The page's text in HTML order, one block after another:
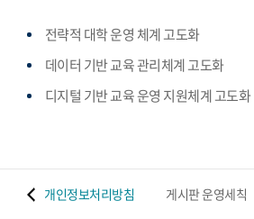
전략적 대학 운영 체계 고도화
데이터 기반 교육 관리체계 고도화
디지털 기반 교육 운영 지원체계 고도화
개인정보처리방침 게시판 운영세칙